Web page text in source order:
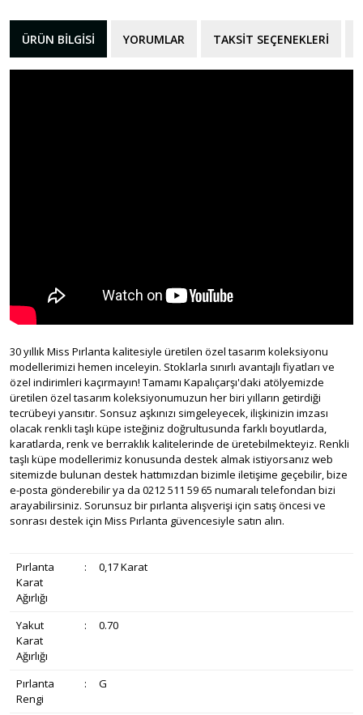
ÜRÜN BILGISI YORUMLAR TAKSIT SEÇENEKLERI
30 yıllık Miss Pırlanta kalitesiyle üretilen özel tasarım koleksiyonu
modellerimizi hemen inceleyin. Stoklarla sınırlı avantajlı fiyatları ve
özel indirimleri kaçırmayın! Tamamı Kapalıçarşı'daki atölyemizde
üretilen özel tasarım koleksiyonumuzun her biri yılların getirdiği
tecrübeyi yansıtır. Sonsuz aşkınızı simgeleyecek, ilişkinizin imzası
olacak renkli taşlı küpe isteğiniz doğrultusunda farklı boyutlarda,
karatlarda, renk ve berraklık kalitelerinde de üretebilmekteyiz. Renkli
taşlı küpe modellerimiz konusunda destek almak istiyorsanız web
sitemizde bulunan destek hattımızdan bizimle iletişime geçebilir, bize
e-posta gönderebilir ya da 0212 511 59 65 numaralı telefondan bizi
arayabilirsiniz. Sorunsuz bir pırlanta alışverişi için satış öncesi ve
sonrası destek için Miss Pırlanta güvencesiyle satın alın.
Pırlanta
Karat
Ağırlığı
: 0,17 Karat
Yakut
Karat
Ağırlığı
: 0.70
Pırlanta
Rengi
: G